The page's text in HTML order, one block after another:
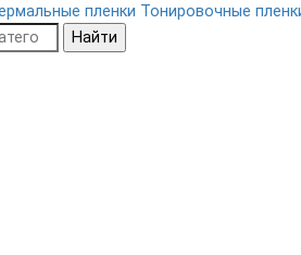
пленки Тонировочные
Найти